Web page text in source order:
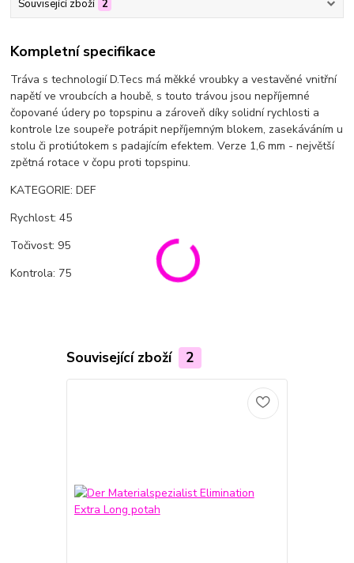
Související zboží 2
Kompletní specifikace
Tráva s technologií D.Tecs má měkké vroubky a vestavěné vnitřní
napětí ve vroubcích a houbě, s touto trávou jsou nepříjemné
čopované údery po topspinu a zároveň díky solidní rychlosti a
kontrole lze soupeře potrápit nepříjemným blokem, zasekáváním u
stolu či protiútokem s padajícím efektem. Verze 1,6 mm - největší
zpětná rotace v čopu proti topspinu.
KATEGORIE: DEF
Rychlost: 45
Točivost: 95
Kontrola: 75
Související zboží 2